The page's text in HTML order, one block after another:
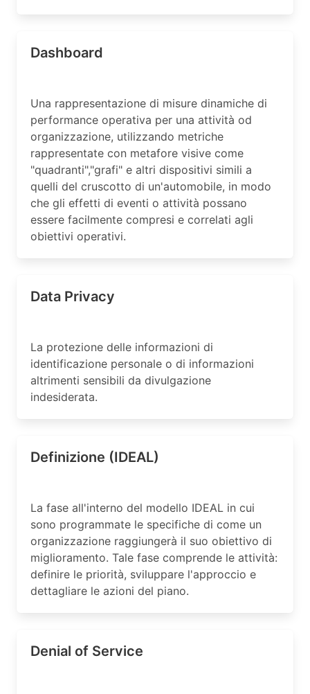
Dashboard
Una rappresentazione di misure dinamiche di
performance operativa per una attività od
organizzazione, utilizzando metriche
rappresentate con metafore visive come
"quadranti","grafi" e altri dispositivi simili a
quelli del cruscotto di un'automobile, in modo
che gli effetti di eventi o attività possano
essere facilmente compresi e correlati agli
obiettivi operativi.
Data Privacy
La protezione delle informazioni di
identificazione personale o di informazioni
altrimenti sensibili da divulgazione
indesiderata.
Definizione (IDEAL)
La fase all'interno del modello IDEAL in cui
sono programmate le specifiche di come un
organizzazione raggiungerà il suo obiettivo di
miglioramento. Tale fase comprende le attività:
definire le priorità, sviluppare l'approccio e
dettagliare le azioni del piano.
Denial of Service